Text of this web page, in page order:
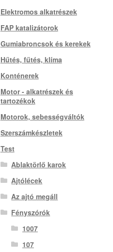
Elektromos alkatrészek
FAP katalizátorok
Gumiabroncsok és kerekek
Hűtés, fűtés, klíma
Konténerek
Motor - alkatrészek és
tartozékok
Motorok, sebességváltók
Szerszámkészletek
Test
Ablaktörlő karok
Ajtólécek
Az ajtó megáll
Fényszórók
1007
107